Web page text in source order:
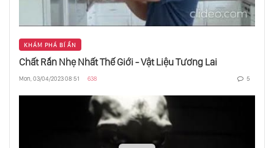
KHÁM PHÁ BÍ ẨN
Chất Rắn Nhẹ Nhất Thế Giới - Vật Liệu Tương Lai
Mon, 03/04/2023 08:51 638 5